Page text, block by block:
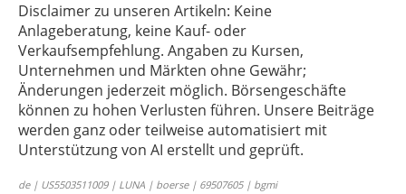
Disclaimer zu unseren Artikeln: Keine
Anlageberatung, keine Kauf- oder
Verkaufsempfehlung. Angaben zu Kursen,
Unternehmen und Märkten ohne Gewähr;
Änderungen jederzeit möglich. Börsengeschäfte
können zu hohen Verlusten führen. Unsere Beiträge
werden ganz oder teilweise automatisiert mit
Unterstützung von AI erstellt und geprüft.
de | US5503511009 | LUNA | boerse | 69507605 | bgmi